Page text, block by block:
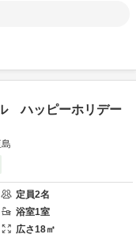
ハッピーホリデー
定員2名
浴室1室
広さ18㎡